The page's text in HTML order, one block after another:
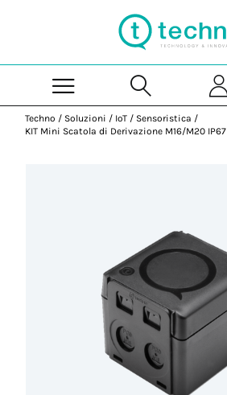
Techno / Soluzioni / IoT / Sensoristica /
KIT Mini Scatola di Derivazione M16/M20 IP67